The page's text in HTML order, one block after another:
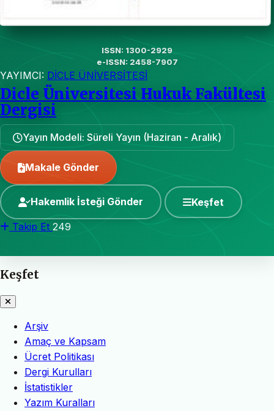
ISSN: 1300-2929
e-ISSN: 2458-7907
YAYIMCI: DİCLE ÜNİVERSİTESİ
Dicle Üniversitesi Hukuk Fakültesi
Dergisi
Yayın Modeli: Süreli Yayın (Haziran - Aralık)
Makale Gönder
Hakemlik İsteği Gönder Keşfet
Takip Et 249
Keşfet
Arşiv
Amaç ve Kapsam
Ücret Politikası
Dergi Kurulları
İstatistikler
Yazım Kuralları